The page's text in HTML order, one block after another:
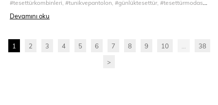
Devamını oku
1 2 3 4 5 6 7 8 9 10
38
>